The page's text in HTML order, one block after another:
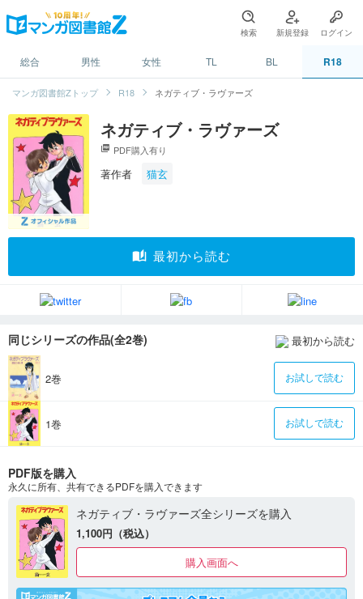
検索 新規登録 ログイン
総合 男性 女性 TL BL R18
マンガ図書館Zトップ R18 ネガティブ・ラヴァーズ
ネガティブ・ラヴァーズ
picture_as_pdf PDF購入有り
著作者 猫玄
auto_stories 最初から読む
同じシリーズの作品(全2巻) 最初から読む
2巻 お試しで読む
1巻 お試しで読む
PDF版を購入
永久に所有、共有できるPDFを購入できます
ネガティブ・ラヴァーズ全シリーズを購入
1,100円（税込）
購入画面へ